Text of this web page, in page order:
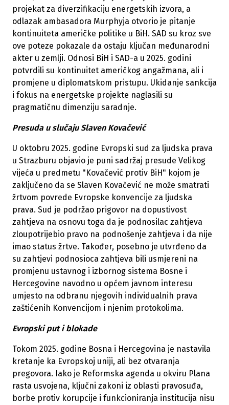
projekat za diverzifikaciju energetskih izvora, a
odlazak ambasadora Murphyja otvorio je pitanje
kontinuiteta američke politike u BiH. SAD su kroz sve
ove poteze pokazale da ostaju ključan međunarodni
akter u zemlji. Odnosi BiH i SAD-a u 2025. godini
potvrdili su kontinuitet američkog angažmana, ali i
promjene u diplomatskom pristupu. Ukidanje sankcija
i fokus na energetske projekte naglasili su
pragmatičnu dimenziju saradnje.
Presuda u slučaju Slaven Kovačević
U oktobru 2025. godine Evropski sud za ljudska prava
u Strazburu objavio je puni sadržaj presude Velikog
vijeća u predmetu "Kovačević protiv BiH" kojom je
zaključeno da se Slaven Kovačević ne može smatrati
žrtvom povrede Evropske konvencije za ljudska
prava. Sud je podržao prigovor na dopustivost
zahtjeva na osnovu toga da je podnosilac zahtjeva
zloupotrijebio pravo na podnošenje zahtjeva i da nije
imao status žrtve. Također, posebno je utvrđeno da
su zahtjevi podnosioca zahtjeva bili usmjereni na
promjenu ustavnog i izbornog sistema Bosne i
Hercegovine navodno u općem javnom interesu
umjesto na odbranu njegovih individualnih prava
zaštićenih Konvencijom i njenim protokolima.
Evropski put i blokade
Tokom 2025. godine Bosna i Hercegovina je nastavila
kretanje ka Evropskoj uniji, ali bez otvaranja
pregovora. Iako je Reformska agenda u okviru Plana
rasta usvojena, ključni zakoni iz oblasti pravosuđa,
borbe protiv korupcije i funkcioniranja institucija nisu